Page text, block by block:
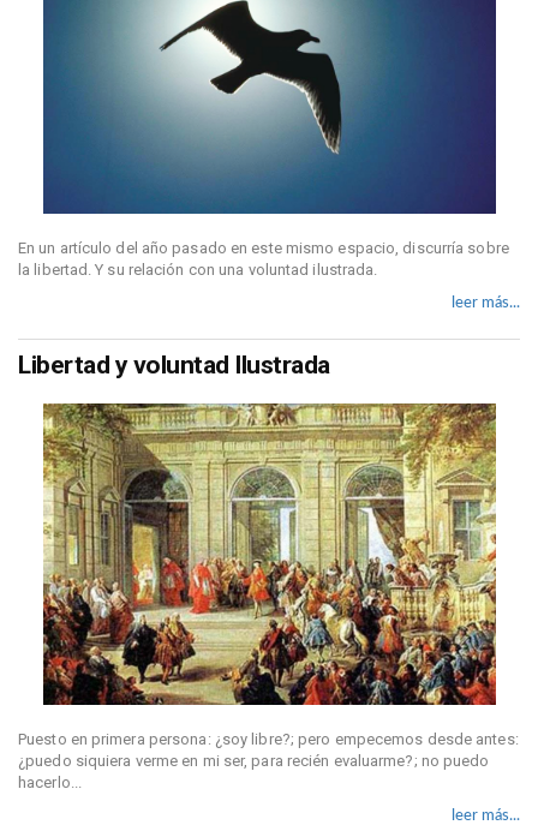
En un artículo del año pasado en este mismo espacio, discurría sobre
la libertad. Y su relación con una voluntad ilustrada.
leer más...
Libertad y voluntad Ilustrada
Puesto en primera persona: ¿soy libre?; pero empecemos desde antes:
¿puedo siquiera verme en mi ser, para recién evaluarme?; no puedo
hacerlo...
leer más...